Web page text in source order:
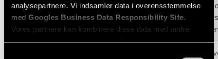
analysepartnere. Vi indsamler data i overensstemmelse
med Googles Business Data Responsibility Site
Vores partnere kan kombinere disse data med andre